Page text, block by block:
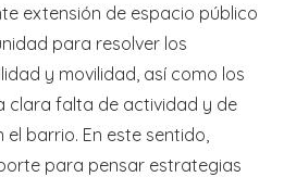
extensión de espacio público
para resolver los
y movilidad, así como los
clara falta de actividad y de
barrio. En este sentido,
para pensar estrategias